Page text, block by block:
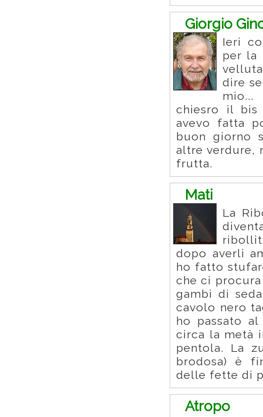
Giorgio
Ieri
per la
dire
chiesro il bis
avevo fatta
buon giorno
altre verdure,
frutta.
Mati
La
dopo averli
ho fatto
che ci
gambi di
cavolo nero
ho passato
circa la metà
pentola. La
brodosa) è
delle fette di
Atropo